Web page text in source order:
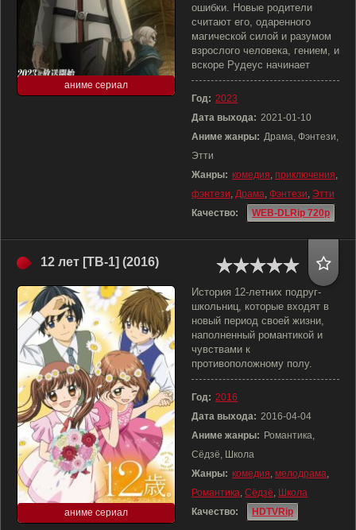
аниме сериал
ошибки. Новые родители
считают его, одаренного
магической силой и разумом
взрослого человека, гением, и
вскоре Рудеус начинает
Год: 2023
Дата выхода: 2021-01-10
Аниме жанры: Драма, Фэнтези,
Этти
Жанры: комедия, приключения,
фэнтези, Драма, Фэнтези, Этти
Качество:
WEB-DLRip 720p
12 лет [ТВ-1] (2016)
аниме сериал
История 12-летних подруг-
школьниц, которые входят в
новый период своей жизни,
наполненный романтикой и
чувствами к
противоположному полу.
Год: 2016
Дата выхода: 2016-04-04
Аниме жанры: Романтика,
Сёдзё, Школа
Жанры: комедия, мелодрама,
Романтика, Сёдзё, Школа
Качество:
HDTVRip